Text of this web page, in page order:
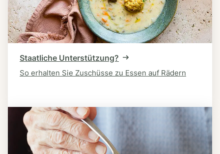
Staatliche Unterstützung?
So erhalten Sie Zuschüsse zu Essen auf Rädern